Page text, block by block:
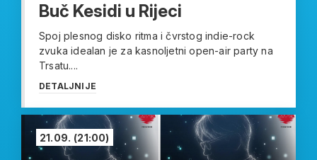
Buč Kesidi u Rijeci
Spoj plesnog disko ritma i čvrstog indie-rock
zvuka idealan je za kasnoljetni open-air party na
Trsatu....
DETALJNIJE
21.09. (21:00)